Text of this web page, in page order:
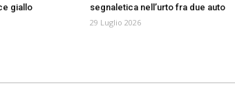
giallo
segnaletica nell’urto fra due auto
29 Luglio 2026